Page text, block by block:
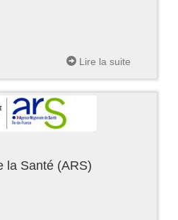
Lire la suite
la Santé (ARS)